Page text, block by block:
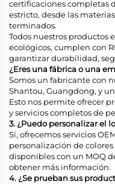
certificaciones completas
estricto, desde las
terminados.
Todos nuestros productos
ecológicos, cumplen con
garantizar durabilidad,
¿Eres una fábrica o una
Somos un fabricante con
Shantou, Guangdong, y
Esto nos permite ofrecer
y servicios completos de
3. ¿Puedo personalizar el
Sí, ofrecemos servicios
personalización de
disponibles con un MOQ
obtener más información.
4. ¿Se prueban sus